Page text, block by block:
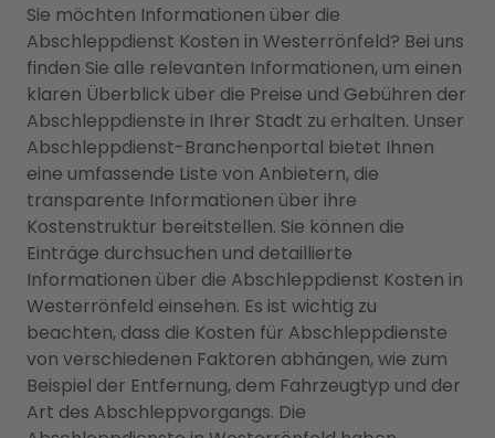
Sie möchten Informationen über die
Abschleppdienst Kosten in Westerrönfeld? Bei uns
finden Sie alle relevanten Informationen, um einen
klaren Überblick über die Preise und Gebühren der
Abschleppdienste in Ihrer Stadt zu erhalten. Unser
Abschleppdienst-Branchenportal bietet Ihnen
eine umfassende Liste von Anbietern, die
transparente Informationen über ihre
Kostenstruktur bereitstellen. Sie können die
Einträge durchsuchen und detaillierte
Informationen über die Abschleppdienst Kosten in
Westerrönfeld einsehen. Es ist wichtig zu
beachten, dass die Kosten für Abschleppdienste
von verschiedenen Faktoren abhängen, wie zum
Beispiel der Entfernung, dem Fahrzeugtyp und der
Art des Abschleppvorgangs. Die